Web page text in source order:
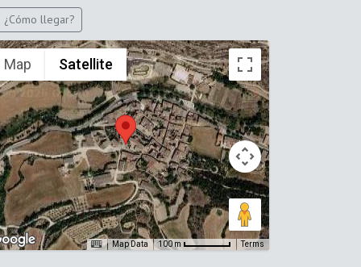
¿Cómo llegar?
Map Satellite
Map Data 100 m Terms